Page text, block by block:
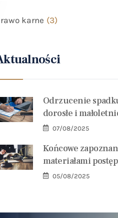
karne (3)
Odrzucenie
dorosłe i
07/08/2025
Końcowe
materiałami
przygotowawczego
05/08/2025